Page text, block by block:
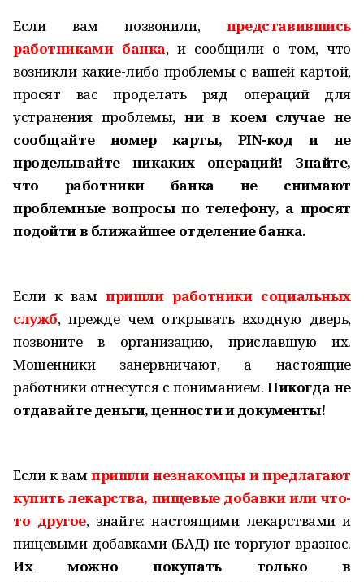
Если вам позвонили, представившись
работниками банка, и сообщили о том, что
возникли какие-либо проблемы с вашей картой,
просят вас проделать ряд операций для
устранения проблемы, ни в коем случае не
сообщайте номер карты, PIN-код и не
проделывайте никаких операций! Знайте,
что работники банка не снимают
проблемные вопросы по телефону, а просят
подойти в ближайшее отделение банка.
Если к вам пришли работники социальных
служб, прежде чем открывать входную дверь,
позвоните в организацию, приславшую их.
Мошенники занервничают, а настоящие
работники отнесутся с пониманием.Никогда не
отдавайте деньги, ценности и документы!
Если к вампришли незнакомцы и предлагают
купить лекарства, пищевые добавки или что-
то другое, знайте: настоящими лекарствами и
пищевыми добавками (БАД) не торгуют вразнос.
Их можно покупать только в